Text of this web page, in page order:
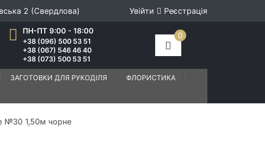
2 (Свердлова) Увійти Реєстрація
ПН-ПТ 9:00 - 18:00
+38 (096) 500 53 51
+38 (067) 546 46 40
+38 (073) 500 53 51
0
ЗАГОТОВКИ ДЛЯ РУКОДІЛЯ ФЛОРИСТИКА
№30 1,50м чорне